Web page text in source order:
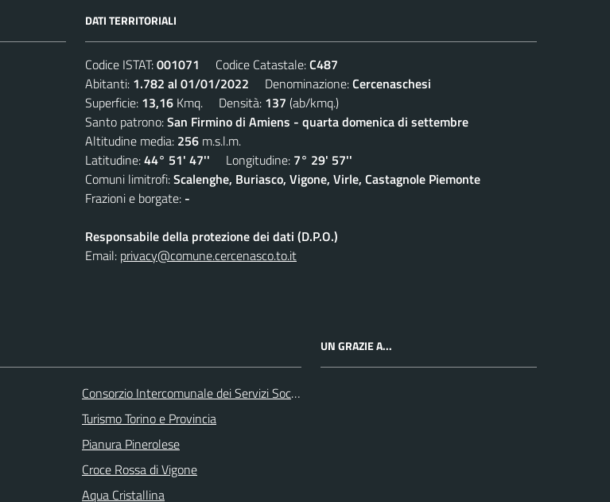
DATI TERRITORIALI
Codice ISTAT:001071 Codice Catastale:C487
Abitanti: 1.782 al 01/01/2022 Denominazione:Cercenaschesi
Superficie: 13,16 Kmq. Densità: 137 (ab/kmq.)
Santo patrono:San Firmino di Amiens - quarta domenica di settembre
Altitudine media: 256 m.s.l.m.
Latitudine:44° 51' 47'' Longitudine: 7° 29' 57''
Comuni limitrofi:Scalenghe, Buriasco, Vigone, Virle, Castagnole Piemonte
Frazioni e borgate: -
Responsabile della protezione dei dati (D.P.O.)
Email: privacy@comune.cercenasco.to.it
Consorzio Intercomunale dei Servizi Sociali
Turismo Torino e Provincia
Pianura Pinerolese
Croce Rossa di Vigone
Aqua Cristallina
UN GRAZIE A...